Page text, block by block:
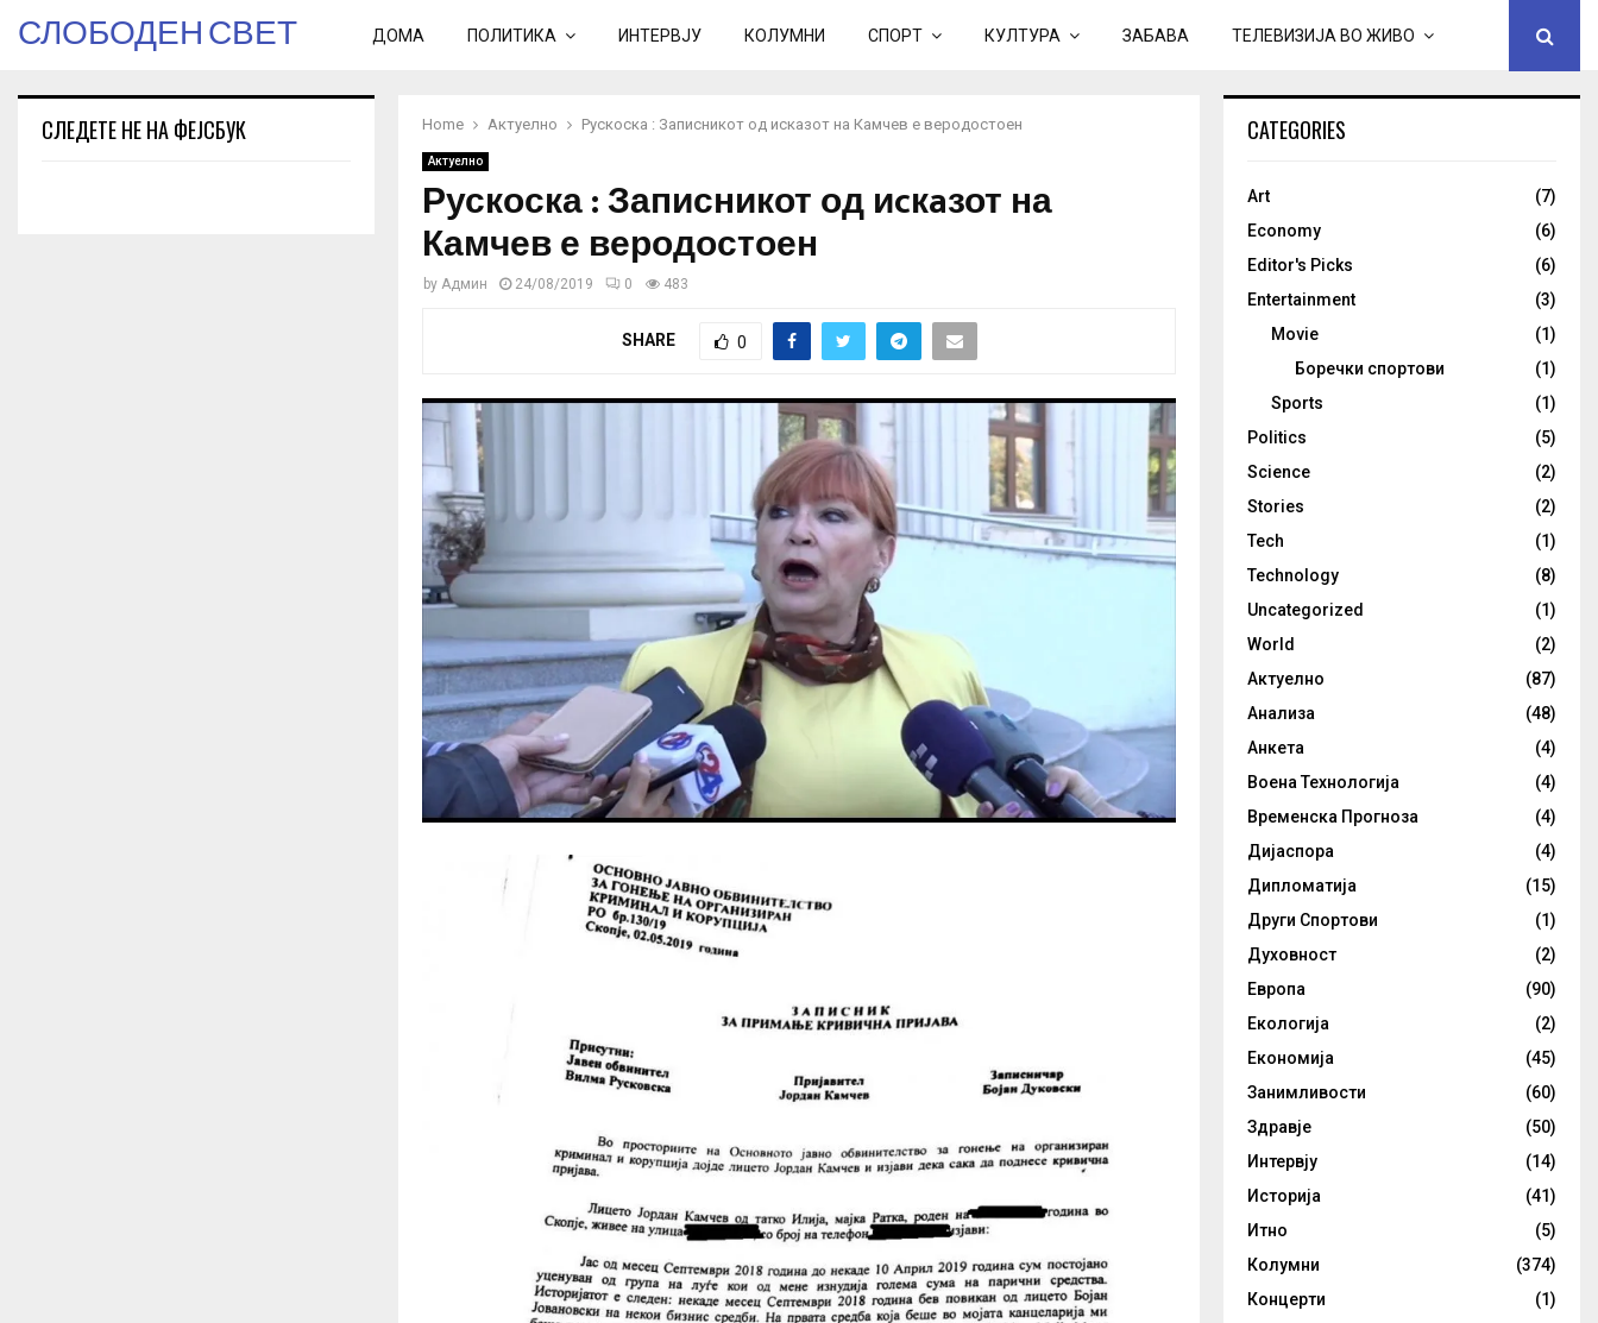
СЛОБОДЕН СВЕТ ДОМА ПОЛИТИКА ИНТЕРВЈУ КОЛУМНИ СПОРТ КУЛТУРА ЗАБАВА ТЕЛЕВИЗИЈА ВО ЖИВО
Home Актуелно Рускоска : Записникот од иcкaзот на Камчев е веродостоен
Актуелно
Рускоска : Записникот од иcкaзот на
Камчев е веродостоен
by Админ 24/08/2019 0 483
SHARE 0
СЛЕДЕТЕ НЕ НА ФЕЈСБУК CATEGORIES
Art
(7)
Economy
(6)
Editor's Picks
(6)
Entertainment
(3)
Movie
(1)
Боречки спортови
(1)
Sports
(1)
Politics
(5)
Science
(2)
Stories
(2)
Tech
(1)
Technology
(8)
Uncategorized
(1)
World
(2)
Актуелно
(87)
Анализа
(48)
Анкета
(4)
Воена Технологија
(4)
Временска Прогноза
(4)
Дијаспора
(4)
Дипломатија
(15)
Други Спортови
(1)
Духовност
(2)
Европа
(90)
Екологија
(2)
Економија
(45)
Занимливости
(60)
Здравје
(50)
Интервју
(14)
Историја
(41)
Итно
(5)
Колумни
(374)
Концерти
(1)